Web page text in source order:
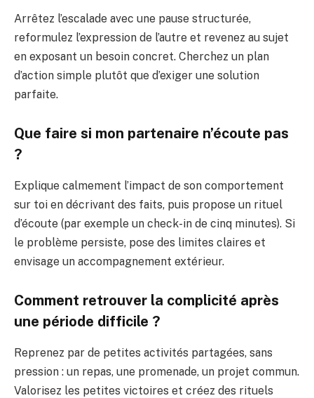
Arrêtez l’escalade avec une pause structurée,
reformulez l’expression de l’autre et revenez au sujet
en exposant un besoin concret. Cherchez un plan
d’action simple plutôt que d’exiger une solution
parfaite.
Que faire si mon partenaire n’écoute pas
?
Explique calmement l’impact de son comportement
sur toi en décrivant des faits, puis propose un rituel
d’écoute (par exemple un check-in de cinq minutes). Si
le problème persiste, pose des limites claires et
envisage un accompagnement extérieur.
Comment retrouver la complicité après
une période difficile ?
Reprenez par de petites activités partagées, sans
pression : un repas, une promenade, un projet commun.
Valorisez les petites victoires et créez des rituels